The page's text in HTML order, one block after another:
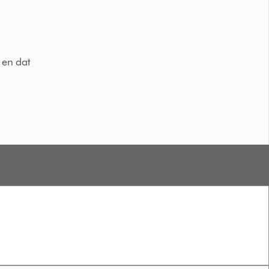
dat